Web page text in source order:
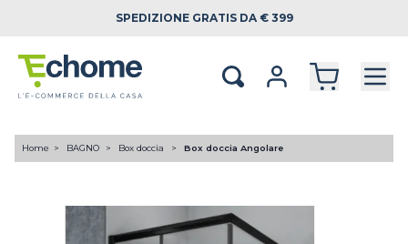
SPEDIZIONE GRATIS DA € 399
Home BAGNO Box doccia Box doccia Angolare